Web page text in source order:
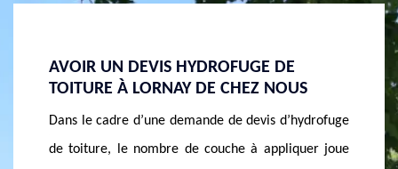
AVOIR UN DEVIS HYDROFUGE DE
TOITURE DE MASSON RÉNOVATION
Pour le devis d’hydrofuge de toiture, il faut compter
quelques critères comme l’état de la toiture, des
UN